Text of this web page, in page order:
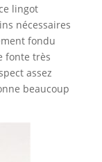
lingot
nécessaires
fondu
fonte très
assez
beaucoup